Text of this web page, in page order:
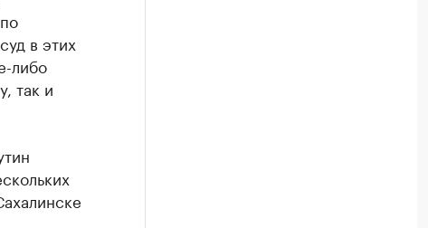
в этих
либо
так и